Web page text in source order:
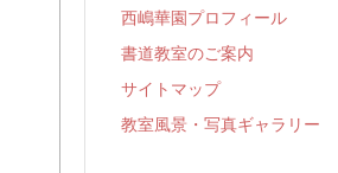
西嶋華園プロフィール
書道教室のご案内
サイトマップ
教室風景・写真ギャラリー